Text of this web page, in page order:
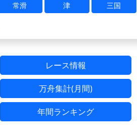
常滑 津 三国
レース情報
万舟集計(月間)
年間ランキング